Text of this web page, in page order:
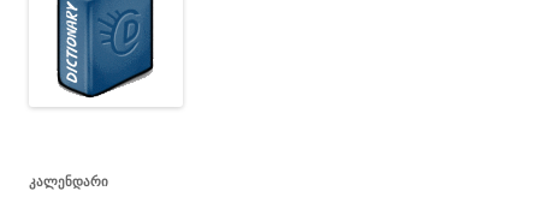
ᲙᲐᲚᲔᲜᲓᲐᲠᲘ